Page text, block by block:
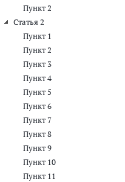
Пункт 2
Статья 2
Пункт 1
Пункт 2
Пункт 3
Пункт 4
Пункт 5
Пункт 6
Пункт 7
Пункт 8
Пункт 9
Пункт 10
Пункт 11